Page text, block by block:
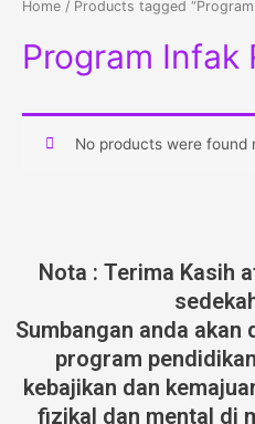
Home / Products tagged “Program
Program Infak
No products were found
Nota : Terima Kasih
Sumbangan anda akan
program
kebajikan dan
fizikal dan mental di